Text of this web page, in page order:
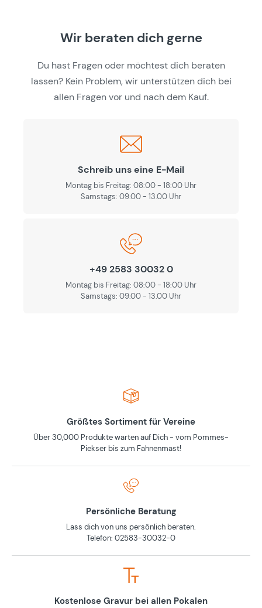
Wir beraten dich gerne
Du hast Fragen oder möchtest dich beraten
lassen? Kein Problem, wir unterstützen dich bei
allen Fragen vor und nach dem Kauf.
Schreib uns eine E-Mail
Montag bis Freitag: 08:00 - 18:00 Uhr
Samstags: 09.00 - 13.00 Uhr
+49 2583 30032 0
Montag bis Freitag: 08:00 - 18:00 Uhr
Samstags: 09.00 - 13.00 Uhr
Größtes Sortiment für Vereine
Über 30,000 Produkte warten auf Dich - vom Pommes-
Piekser bis zum Fahnenmast!
Persönliche Beratung
Lass dich von uns persönlich beraten.
Telefon: 02583-30032-0
Kostenlose Gravur bei allen Pokalen